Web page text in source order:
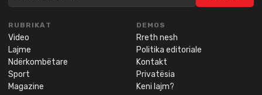
RUBRIKAT
Video
Lajme
Ndërkombëtare
Sport
Magazine
DEMOS
Rreth nesh
Politika editoriale
Kontakt
Privatësia
Keni lajm?